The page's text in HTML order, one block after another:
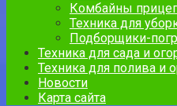
Комбайны
Техника для
Подборщики-
Техника для сада и
Техника для полива и
Новости
Карта сайта